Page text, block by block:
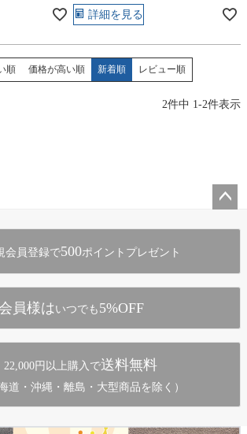
詳細を見る
順 価格が高い順 新着順 レビュー順
2件中 1-2件表示
会員登録で500ポイントプレゼント
員様は いつでも 5%OFF
22,000円以上購入で送料無料
海道・沖縄・離島・大型商品を除く）